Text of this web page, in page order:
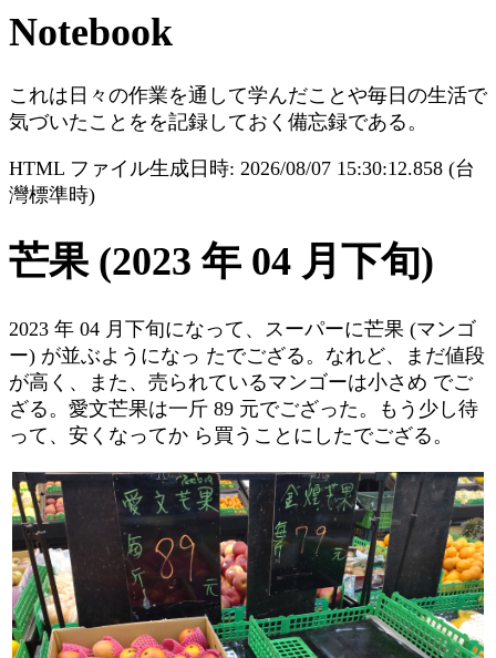
Notebook
これは日々の作業を通して学んだことや毎日の生活で
気づいたことをを記録しておく備忘録である。
HTML ファイル生成日時: 2026/08/07 15:30:12.858 (台
灣標準時)
芒果 (2023 年 04 月下旬)
2023 年 04 月下旬になって、スーパーに芒果 (マンゴ
ー) が並ぶようになっ たでござる。なれど、まだ値段
が高く、また、売られているマンゴーは小さめ でご
ざる。愛文芒果は一斤 89 元でござった。もう少し待
って、安くなってか ら買うことにしたでござる。